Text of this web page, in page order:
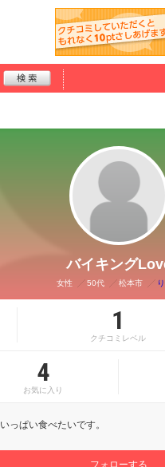
バイキング
女性 50代 松本市
1
クチコミレベル
4
お気に入り
っぱい食べたいです。